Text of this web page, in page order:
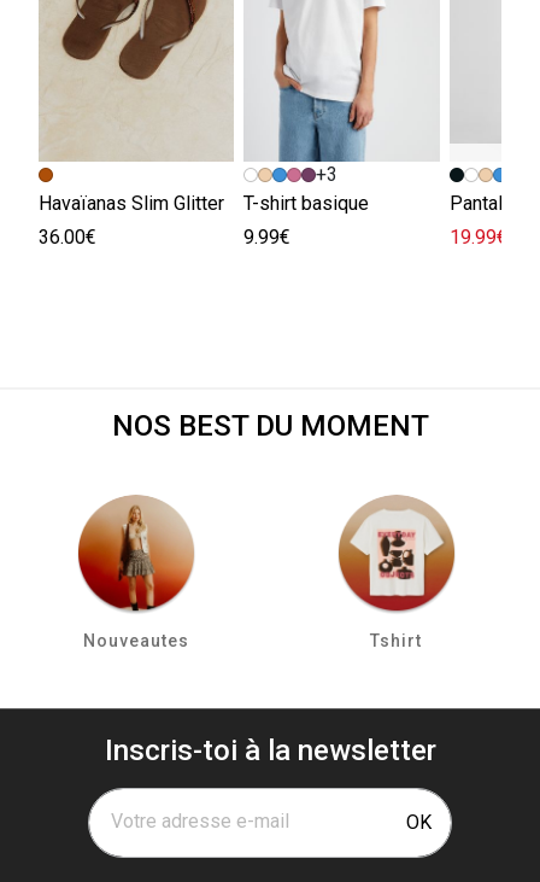
Havaïanas Slim Glitter
36.00€
+3
T-shirt basique
9.99€
19.99€
NOS BEST DU MOMENT
Nouveautes Tshirt
Inscris-toi à la newsletter
Votre adresse e-mail OK